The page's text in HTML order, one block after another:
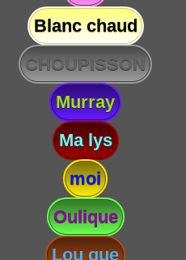
Blanc chaud
CHOUPISSON
Murray
Ma lys
moi
Oulique
Lou que